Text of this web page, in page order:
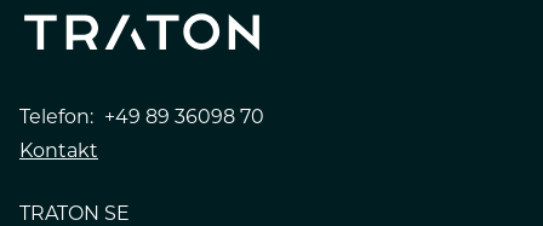
Telefon: +49 89 36098 70
Kontakt
TRATON SE